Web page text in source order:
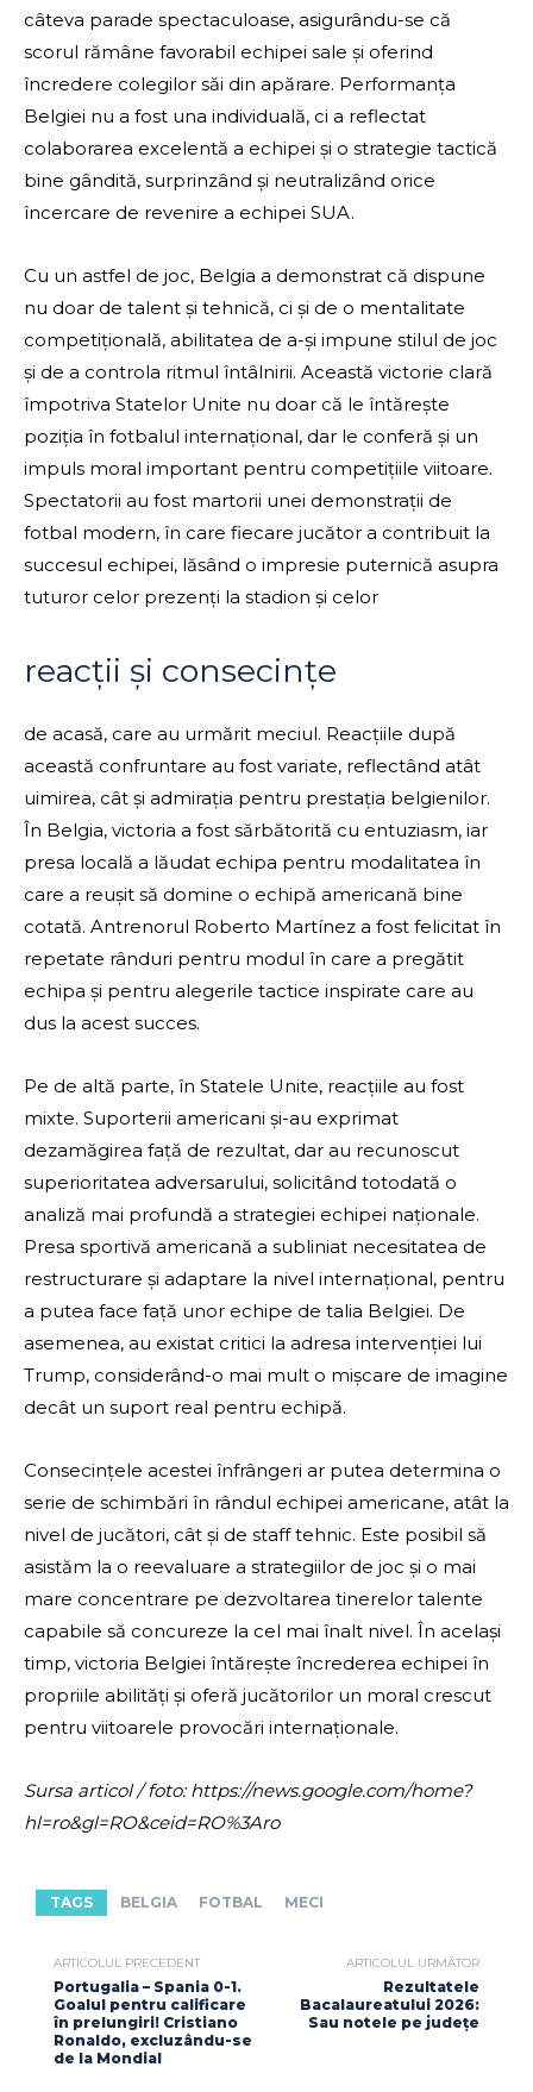
câteva parade spectaculoase, asigurându-se că
scorul rămâne favorabil echipei sale și oferind
încredere colegilor săi din apărare. Performanța
Belgiei nu a fost una individuală, ci a reflectat
colaborarea excelentă a echipei și o strategie tactică
bine gândită, surprinzând și neutralizând orice
încercare de revenire a echipei SUA.
Cu un astfel de joc, Belgia a demonstrat că dispune
nu doar de talent și tehnică, ci și de o mentalitate
competițională, abilitatea de a-și impune stilul de joc
și de a controla ritmul întâlnirii. Această victorie clară
împotriva Statelor Unite nu doar că le întărește
poziția în fotbalul internațional, dar le conferă și un
impuls moral important pentru competițiile viitoare.
Spectatorii au fost martorii unei demonstrații de
fotbal modern, în care fiecare jucător a contribuit la
succesul echipei, lăsând o impresie puternică asupra
tuturor celor prezenți la stadion și celor
reacții și consecințe
de acasă, care au urmărit meciul. Reacțiile după
această confruntare au fost variate, reflectând atât
uimirea, cât și admirația pentru prestația belgienilor.
În Belgia, victoria a fost sărbătorită cu entuziasm, iar
presa locală a lăudat echipa pentru modalitatea în
care a reușit să domine o echipă americană bine
cotată. Antrenorul Roberto Martínez a fost felicitat în
repetate rânduri pentru modul în care a pregătit
echipa și pentru alegerile tactice inspirate care au
dus la acest succes.
Pe de altă parte, în Statele Unite, reacțiile au fost
mixte. Suporterii americani și-au exprimat
dezamăgirea față de rezultat, dar au recunoscut
superioritatea adversarului, solicitând totodată o
analiză mai profundă a strategiei echipei naționale.
Presa sportivă americană a subliniat necesitatea de
restructurare și adaptare la nivel internațional, pentru
a putea face față unor echipe de talia Belgiei. De
asemenea, au existat critici la adresa intervenției lui
Trump, considerând-o mai mult o mișcare de imagine
decât un suport real pentru echipă.
Consecințele acestei înfrângeri ar putea determina o
serie de schimbări în rândul echipei americane, atât la
nivel de jucători, cât și de staff tehnic. Este posibil să
asistăm la o reevaluare a strategiilor de joc și o mai
mare concentrare pe dezvoltarea tinerelor talente
capabile să concureze la cel mai înalt nivel. În același
timp, victoria Belgiei întărește încrederea echipei în
propriile abilități și oferă jucătorilor un moral crescut
pentru viitoarele provocări internaționale.
Sursa articol / foto: https://news.google.com/home?
hl=ro&gl=RO&ceid=RO%3Aro
TAGS BELGIA FOTBAL MECI
ARTICOLUL PRECEDENT
Portugalia – Spania 0-1.
Goalul pentru calificare
în prelungiri! Cristiano
Ronaldo, excluzându-se
de la Mondial
ARTICOLUL URMĂTOR
Rezultatele
Bacalaureatului 2026:
Sau notele pe județe